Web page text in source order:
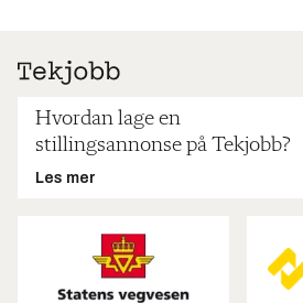
Hvordan lage en
stillingsannonse på Tekjobb?
Les mer